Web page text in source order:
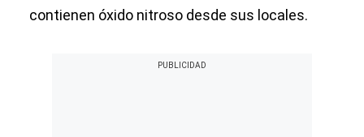
contienen óxido nitroso desde sus locales.